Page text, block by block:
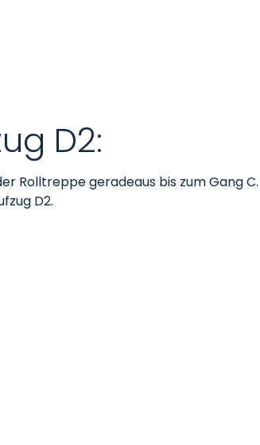
D2:
Rolltreppe geradeaus bis zum Gang
D2.